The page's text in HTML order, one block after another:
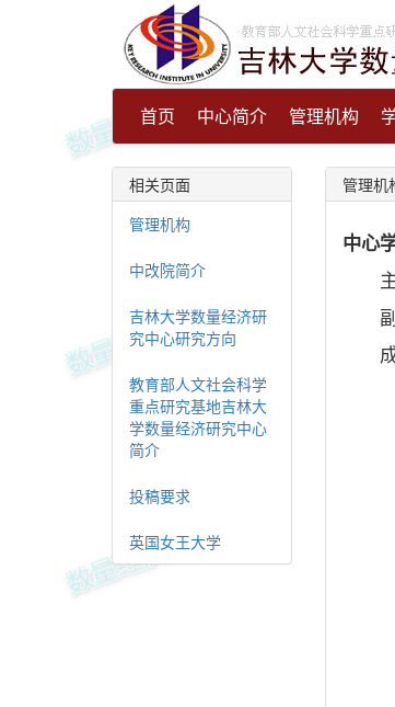
首页 中心简介 管理机构
相关页面
管理机构
中改院简介
吉林大学数量经济研
究中心研究方向
教育部人文社会科学
重点研究基地吉林大
学数量经济研究中心
简介
投稿要求
英国女王大学
管理机
中心
主
副
成
王
王
方
方
邓
刘
孙
周
洪